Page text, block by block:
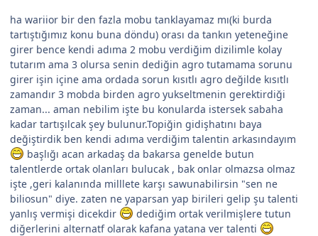
ha wariior bir den fazla mobu tanklayamaz mı(ki burda
tartıştığımız konu buna döndu) orası da tankın yeteneğine
girer bence kendi adıma 2 mobu verdiğim dizilimle kolay
tutarım ama 3 olursa senin dediğin agro tutamama sorunu
girer işin içine ama ordada sorun kısıtlı agro değilde kısıtlı
zamandır 3 mobda birden agro yukseltmenin gerektirdiği
zaman... aman nebilim işte bu konularda istersek sabaha
kadar tartışılcak şey bulunur.Topiğin gidişhatını baya
değiştirdik ben kendi adıma verdiğim talentin arkasındayım
başlığı acan arkadaş da bakarsa genelde butun
talentlerde ortak olanları bulucak , bak onlar olmazsa olmaz
işte ,geri kalanında milllete karşı sawunabilirsin "sen ne
biliosun" diye. zaten ne yaparsan yap birileri gelip şu talenti
yanlış vermişi dicekdir
dediğim ortak verilmişlere tutun
diğerlerini alternatf olarak kafana yatana ver talenti